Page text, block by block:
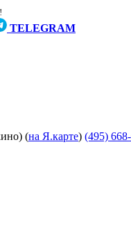
TELEGRAM
(на Я.карте) (495)